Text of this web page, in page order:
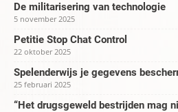
De militarisering van technologie
5 november 2025
Petitie Stop Chat Control
22 oktober 2025
Spelenderwijs je gegevens
25 februari 2025
“Het drugsgeweld bestrijden mag